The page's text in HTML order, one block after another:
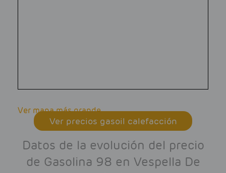
Ver mapa más grande
Ver precios gasoil calefacción
Datos de la evolución del precio
de Gasolina 98 en Vespella De